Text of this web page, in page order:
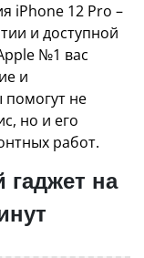
iPhone 12 Pro –
и доступной
№1 вас
и
помогут не
но и его
работ.
гаджет на